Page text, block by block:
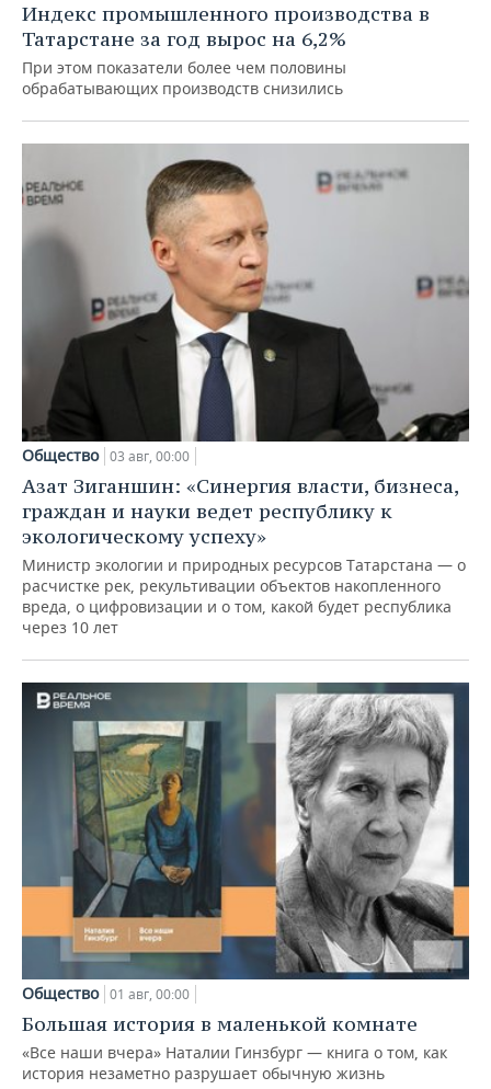
Индекс промышленного производства в
Татарстане за год вырос на 6,2%
При этом показатели более чем половины
обрабатывающих производств снизились
Общество 03 авг, 00:00
Азат Зиганшин: «Синергия власти, бизнеса,
граждан и науки ведет республику к
экологическому успеху»
Министр экологии и природных ресурсов Татарстана — о
расчистке рек, рекультивации объектов накопленного
вреда, о цифровизации и о том, какой будет республика
через 10 лет
Общество 01 авг, 00:00
Большая история в маленькой комнате
«Все наши вчера» Наталии Гинзбург — книга о том, как
история незаметно разрушает обычную жизнь